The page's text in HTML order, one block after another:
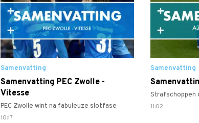
Samenvatting
Samenvatting PEC Zwolle -
Vitesse
PEC Zwolle wint na fabuleuze slotfase
10:17
Samenvatting
Strafschoppen
11:02